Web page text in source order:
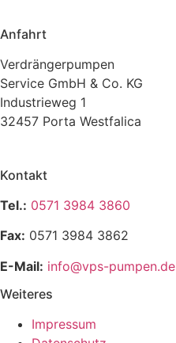
Anfahrt
Verdrängerpumpen
Service GmbH & Co. KG
Industrieweg 1
32457 Porta Westfalica
Kontakt
Tel.: 0571 3984 3860
Fax: 0571 3984 3862
E-Mail: info@vps-pumpen.de
Weiteres
Impressum